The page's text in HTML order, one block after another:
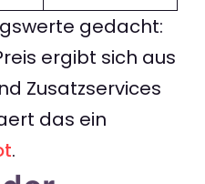
gedacht:
ergibt sich aus
Zusatzservices
das ein
.